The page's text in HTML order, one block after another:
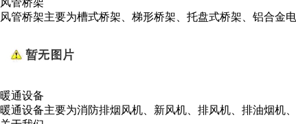
风管桥架
风管桥架主要为槽式桥架、梯形桥架、托盘式桥架、铝合金
暖通设备
暖通设备主要为消防排烟风机、新风机、排风机、排油烟机